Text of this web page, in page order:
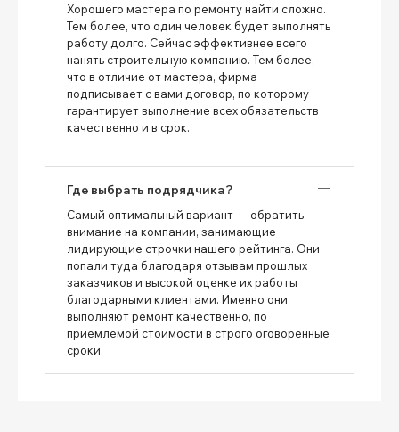
Хорошего мастера по ремонту найти сложно.
Тем более, что один человек будет выполнять
работу долго. Сейчас эффективнее всего
нанять строительную компанию. Тем более,
что в отличие от мастера, фирма
подписывает с вами договор, по которому
гарантирует выполнение всех обязательств
качественно и в срок.
Где выбрать подрядчика?
Самый оптимальный вариант — обратить
внимание на компании, занимающие
лидирующие строчки нашего рейтинга. Они
попали туда благодаря отзывам прошлых
заказчиков и высокой оценке их работы
благодарными клиентами. Именно они
выполняют ремонт качественно, по
приемлемой стоимости в строго оговоренные
сроки.